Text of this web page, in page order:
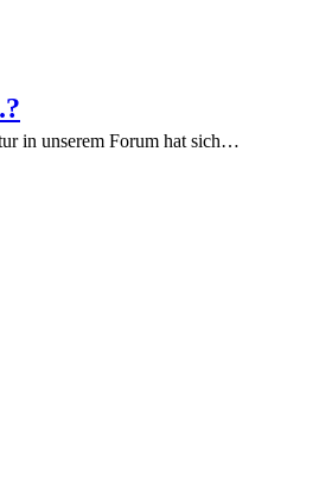
in unserem Forum hat sich…